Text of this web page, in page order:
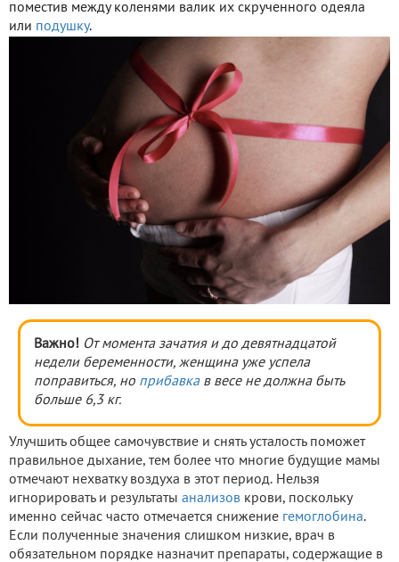
поместив между коленями валик их скрученного одеяла
или подушку.
Важно! От момента зачатия и до девятнадцатой
недели беременности, женщина уже успела
поправиться, но прибавкав весе не должна быть
больше 6,3 кг.
Улучшить общее самочувствие и снять усталость поможет
правильное дыхание, тем более что многие будущие мамы
отмечают нехватку воздуха в этот период. Нельзя
игнорировать и результаты анализов крови, поскольку
именно сейчас часто отмечается снижение гемоглобина.
Если полученные значения слишком низкие, врач в
обязательном порядке назначит препараты, содержащие в